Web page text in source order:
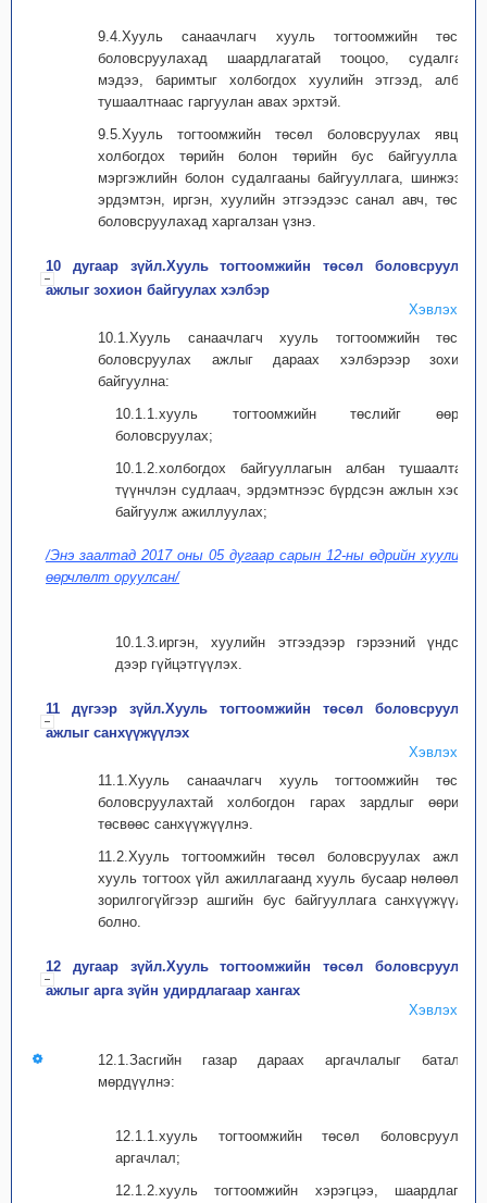
9.4.Хууль санаачлагч хууль тогтоомжийн төсөл
боловсруулахад шаардлагатай тооцоо, судалгаа,
мэдээ, баримтыг холбогдох хуулийн этгээд, албан
тушаалтнаас гаргуулан авах эрхтэй.
9.5.Хууль тогтоомжийн төсөл боловсруулах явцад
холбогдох төрийн болон төрийн бус байгууллага,
мэргэжлийн болон судалгааны байгууллага, шинжээч,
эрдэмтэн, иргэн, хуулийн этгээдээс санал авч, төсөл
боловсруулахад харгалзан үзнэ.
10 дугаар зүйл.Хууль тогтоомжийн төсөл боловсруулах
ажлыг зохион байгуулах хэлбэр
Хэвлэх
10.1.Хууль санаачлагч хууль тогтоомжийн төсөл
боловсруулах ажлыг дараах хэлбэрээр зохион
байгуулна:
10.1.1.хууль тогтоомжийн төслийг өөрөө
боловсруулах;
10.1.2.холбогдох байгууллагын албан тушаалтан,
түүнчлэн судлаач, эрдэмтнээс бүрдсэн ажлын хэсэг
байгуулж ажиллуулах;
/Энэ заалтад 2017 оны 05 дугаар сарын 12-ны өдрийн хуулиар
өөрчлөлт оруулсан/
10.1.3.иргэн, хуулийн этгээдээр гэрээний үндсэн
дээр гүйцэтгүүлэх.
11 дүгээр зүйл.Хууль тогтоомжийн төсөл боловсруулах
ажлыг санхүүжүүлэх
Хэвлэх
11.1.Хууль санаачлагч хууль тогтоомжийн төсөл
боловсруулахтай холбогдон гарах зардлыг өөрийн
төсвөөс санхүүжүүлнэ.
11.2.Хууль тогтоомжийн төсөл боловсруулах ажлыг
хууль тогтоох үйл ажиллагаанд хууль бусаар нөлөөлөх
зорилгогүйгээр ашгийн бус байгууллага санхүүжүүлж
болно.
12 дугаар зүйл.Хууль тогтоомжийн төсөл боловсруулах
ажлыг арга зүйн удирдлагаар хангах
Хэвлэх
12.1.Засгийн газар дараах аргачлалыг баталж,
мөрдүүлнэ:
12.1.1.хууль тогтоомжийн төсөл боловсруулах
аргачлал;
12.1.2.хууль тогтоомжийн хэрэгцээ, шаардлагыг